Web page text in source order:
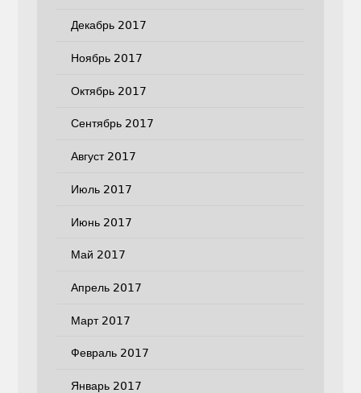
Декабрь 2017
Ноябрь 2017
Октябрь 2017
Сентябрь 2017
Август 2017
Июль 2017
Июнь 2017
Май 2017
Апрель 2017
Март 2017
Февраль 2017
Январь 2017